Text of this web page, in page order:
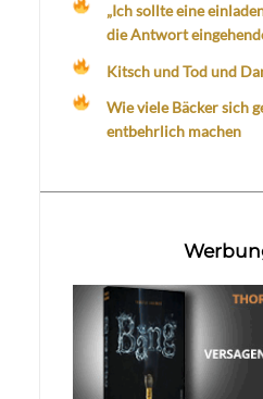
„Ich sollte eine
die Antwort
Kitsch und Tod und
Wie viele Bäcker sich
entbehrlich machen